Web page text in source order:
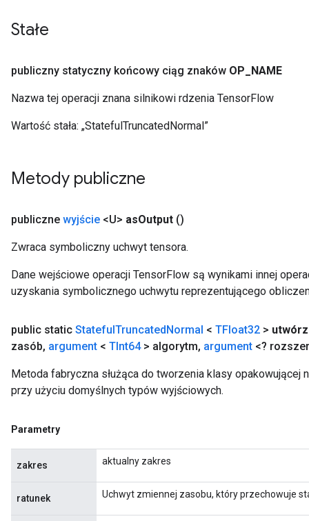
Stałe
publiczny statyczny końcowy ciąg znaków OP NAME
Nazwa tej operacji znana silnikowi rdzenia TensorFlow
Wartość stała: „StatefulTruncatedNormal”
Metody publiczne
publiczne wyjście <U> asOutput ()
Zwraca symboliczny uchwyt tensora.
Dane wejściowe operacji TensorFlow są wynikami innej
uzyskania symbolicznego uchwytu reprezentującego
public static StatefulTruncatedNormal < TFloat32 > utwórz
zasób, argument < TInt64> algorytm, argument <?
Metoda fabryczna służąca do tworzenia klasy opakowującej
przy użyciu domyślnych typów wyjściowych.
Parametry
zakres aktualny zakres
ratunek Uchwyt zmiennej zasobu, który przechowuje